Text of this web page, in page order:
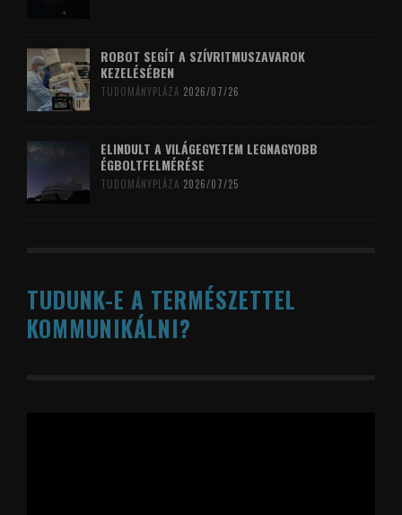
ROBOT SEGÍT A SZÍVRITMUSZAVAROK
KEZELÉSÉBEN
TUDOMÁNYPLÁZA 2026/07/26
ELINDULT A VILÁGEGYETEM LEGNAGYOBB
ÉGBOLTFELMÉRÉSE
TUDOMÁNYPLÁZA 2026/07/25
TUDUNK-E A TERMÉSZETTEL
KOMMUNIKÁLNI?